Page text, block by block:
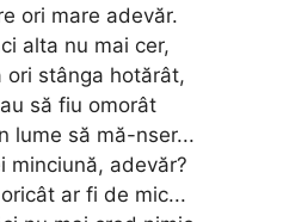
ori mare adevăr.
alta nu mai cer,
ori stânga hotărât,
să fiu omorât
lume să mă-nser...
minciună, adevăr?
ar fi de mic...